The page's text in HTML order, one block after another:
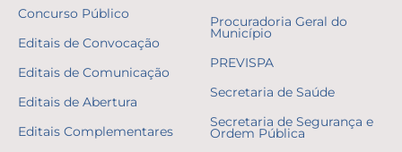
Concurso Público
Editais de Convocação
Editais de Comunicação
Editais de Abertura
Editais Complementares
Procuradoria Geral do
Município
PREVISPA
Secretaria de Saúde
Secretaria de Segurança e
Ordem Pública